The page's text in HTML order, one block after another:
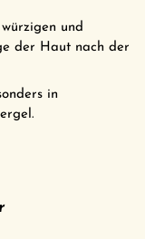
und
der Haut nach der
in